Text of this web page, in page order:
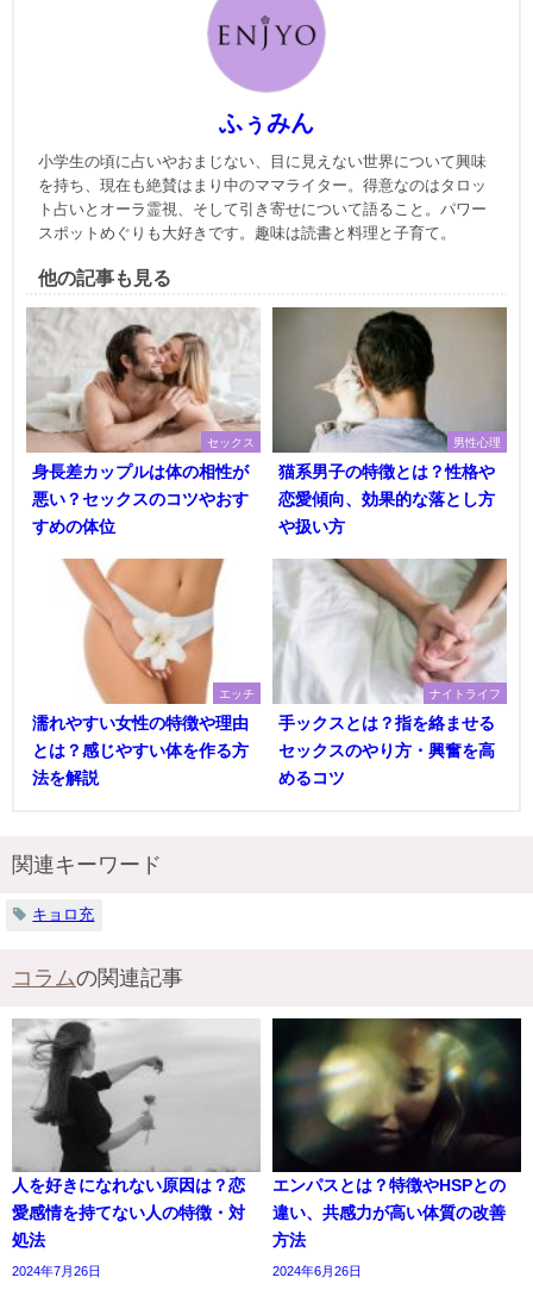
ふぅみん
小学生の頃に占いやおまじない、目に見えない世界について興味
を持ち、現在も絶賛はまり中のママライター。得意なのはタロッ
ト占いとオーラ霊視、そして引き寄せについて語ること。パワー
スポットめぐりも大好きです。趣味は読書と料理と子育て。
他の記事も見る
セックス
身長差カップルは体の相性が
悪い？セックスのコツやおす
すめの体位
男性心理
猫系男子の特徴とは？性格や
恋愛傾向、効果的な落とし方
や扱い方
エッチ
濡れやすい女性の特徴や理由
とは？感じやすい体を作る方
法を解説
ナイトライフ
手ックスとは？指を絡ませる
セックスのやり方・興奮を高
めるコツ
関連キーワード
キョロ充
コラムの関連記事
人を好きになれない原因は？恋
愛感情を持てない人の特徴・対
処法
2024年7月26日
エンパスとは？特徴やHSPとの
違い、共感力が高い体質の改善
方法
2024年6月26日